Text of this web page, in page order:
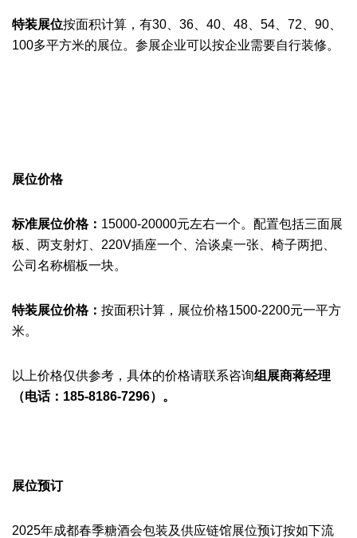
特装展位按面积计算，有30、36、40、48、54 72 、90
100多平方米的展位。 参展企业可以按企业需要自行装修。
展位价格
标准展位价格： 15000-20000元左右一个。配置包括三面展
板、两支射灯、220V插座一个、洽谈桌一张、椅子两把、
公司名称楣板一块。
特装展位价格： 按面积计算 ，展位价格1500-2200元一平方
米。
以上价格仅供参考，具体的价格请联系咨询组展商蒋经理
（电话： 185-8186-7296）。
展位预订
2025年成都春季糖酒会包装及供应链馆展位预订按如下流